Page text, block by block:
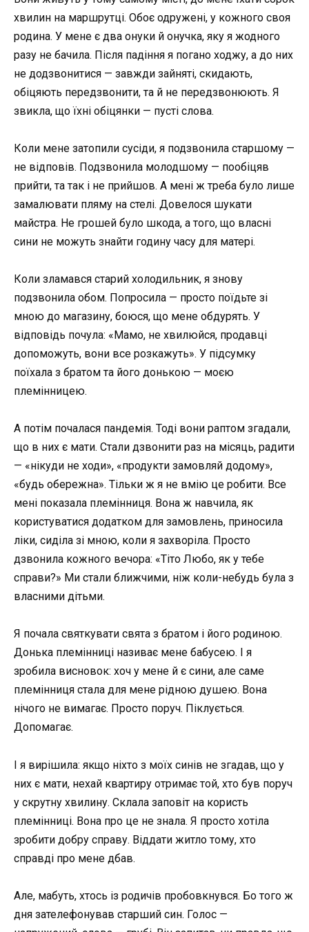
хвилин на маршрутці. Обоє одружені, у кожного своя
родина. У мене є два онуки й онучка, яку я жодного
разу не бачила. Після падіння я погано ходжу, а до них
не додзвонитися — завжди зайняті, скидають,
обіцяють передзвонити, та й не передзвонюють. Я
звикла, що їхні обіцянки — пусті слова.
Коли мене затопили сусіди, я подзвонила старшому —
не відповів. Подзвонила молодшому — пообіцяв
прийти, та так і не прийшов. А мені ж треба було лише
замалювати пляму на стелі. Довелося шукати
майстра. Не грошей було шкода, а того, що власні
сини не можуть знайти годину часу для матері.
Коли зламався старий холодильник, я знову
подзвонила обом. Попросила — просто поїдьте зі
мною до магазину, боюся, що мене обдурять. У
відповідь почула: «Мамо, не хвилюйся, продавці
допоможуть, вони все розкажуть». У підсумку
поїхала з братом та його донькою — моєю
племінницею.
А потім почалася пандемія. Тоді вони раптом згадали,
що в них є мати. Стали дзвонити раз на місяць, радити
— «нікуди не ходи», «продукти замовляй додому»,
«будь обережна». Тільки ж я не вмію це робити. Все
мені показала племінниця. Вона ж навчила, як
користуватися додатком для замовлень, приносила
ліки, сиділа зі мною, коли я захворіла. Просто
дзвонила кожного вечора: «Тіто Любо, як у тебе
справи?» Ми стали ближчими, ніж коли-небудь була з
власними дітьми.
Я почала святкувати свята з братом і його родиною.
Донька племінниці називає мене бабусею. І я
зробила висновок: хоч у мене й є сини, але саме
племінниця стала для мене рідною душею. Вона
нічого не вимагає. Просто поруч. Піклується.
Допомагає.
І я вирішила: якщо ніхто з моїх синів не згадав, що у
них є мати, нехай квартиру отримає той, хто був поруч
у скрутну хвилину. Склала заповіт на користь
племінниці. Вона про це не знала. Я просто хотіла
зробити добру справу. Віддати житло тому, хто
справді про мене дбав.
Але, мабуть, хтось із родичів пробовкнувся. Бо того ж
дня зателефонував старший син. Голос —